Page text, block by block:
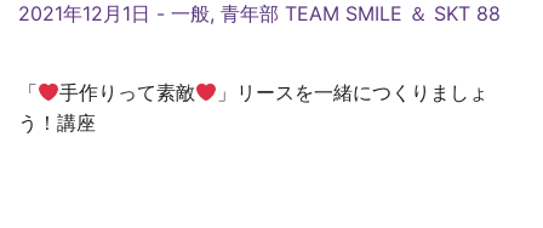
2021年12月1日 - 一般, 青年部 TEAM SMILE ＆ SKT 88
「 手作りって素敵
」リースを一緒につくりましょ
う！講座